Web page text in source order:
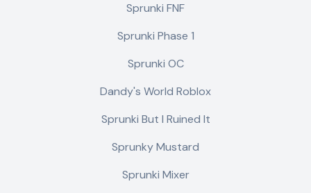
Sprunki FNF
Sprunki Phase 1
Sprunki OC
Dandy's World Roblox
Sprunki But I Ruined It
Sprunky Mustard
Sprunki Mixer